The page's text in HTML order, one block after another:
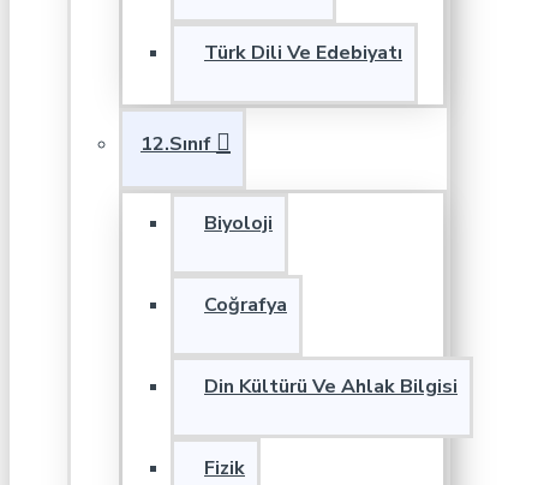
Türk Dili Ve Edebiyatı
12.Sınıf
Biyoloji
Coğrafya
Din Kültürü Ve Ahlak Bilgisi
Fizik